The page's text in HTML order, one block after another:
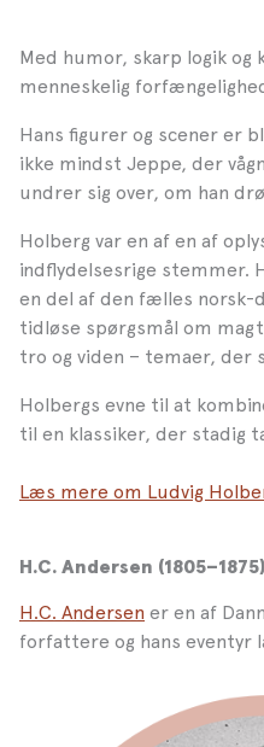
Med humor, skarp logik og
menneskelig
Hans figurer og scener er
ikke mindst Jeppe, der
undrer sig over, om han
Holberg var en af en af
indflydelsesrige stemmer.
en del af den fælles norsk-
tidløse spørgsmål om
tro og viden – temaer, der
Holbergs evne til at
til en klassiker, der stadig
Læs mere om Ludvig
H.C. Andersen (1805–1875)
H.C. Andersen er en af
forfattere og hans eventyr